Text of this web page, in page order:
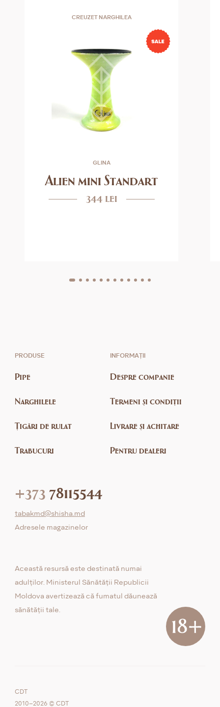
CREUZET NARGHILEA
GLINA
Alien mini Standart
344 lei
PRODUSE
Pipe
Narghilele
Țigări de rulat
Trabucuri
INFORMAȚII
Despre companie
Termeni și condiții
Livrare și achitare
Pentru dealeri
+373 78115544
tabakmd@shisha.md
Adresele magazinelor
Această resursă este destinată numai
adulților. Ministerul Sănătății Republicii
Moldova avertizează că fumatul dăunează
sănătății tale.
CDT
2010–2026 © CDT